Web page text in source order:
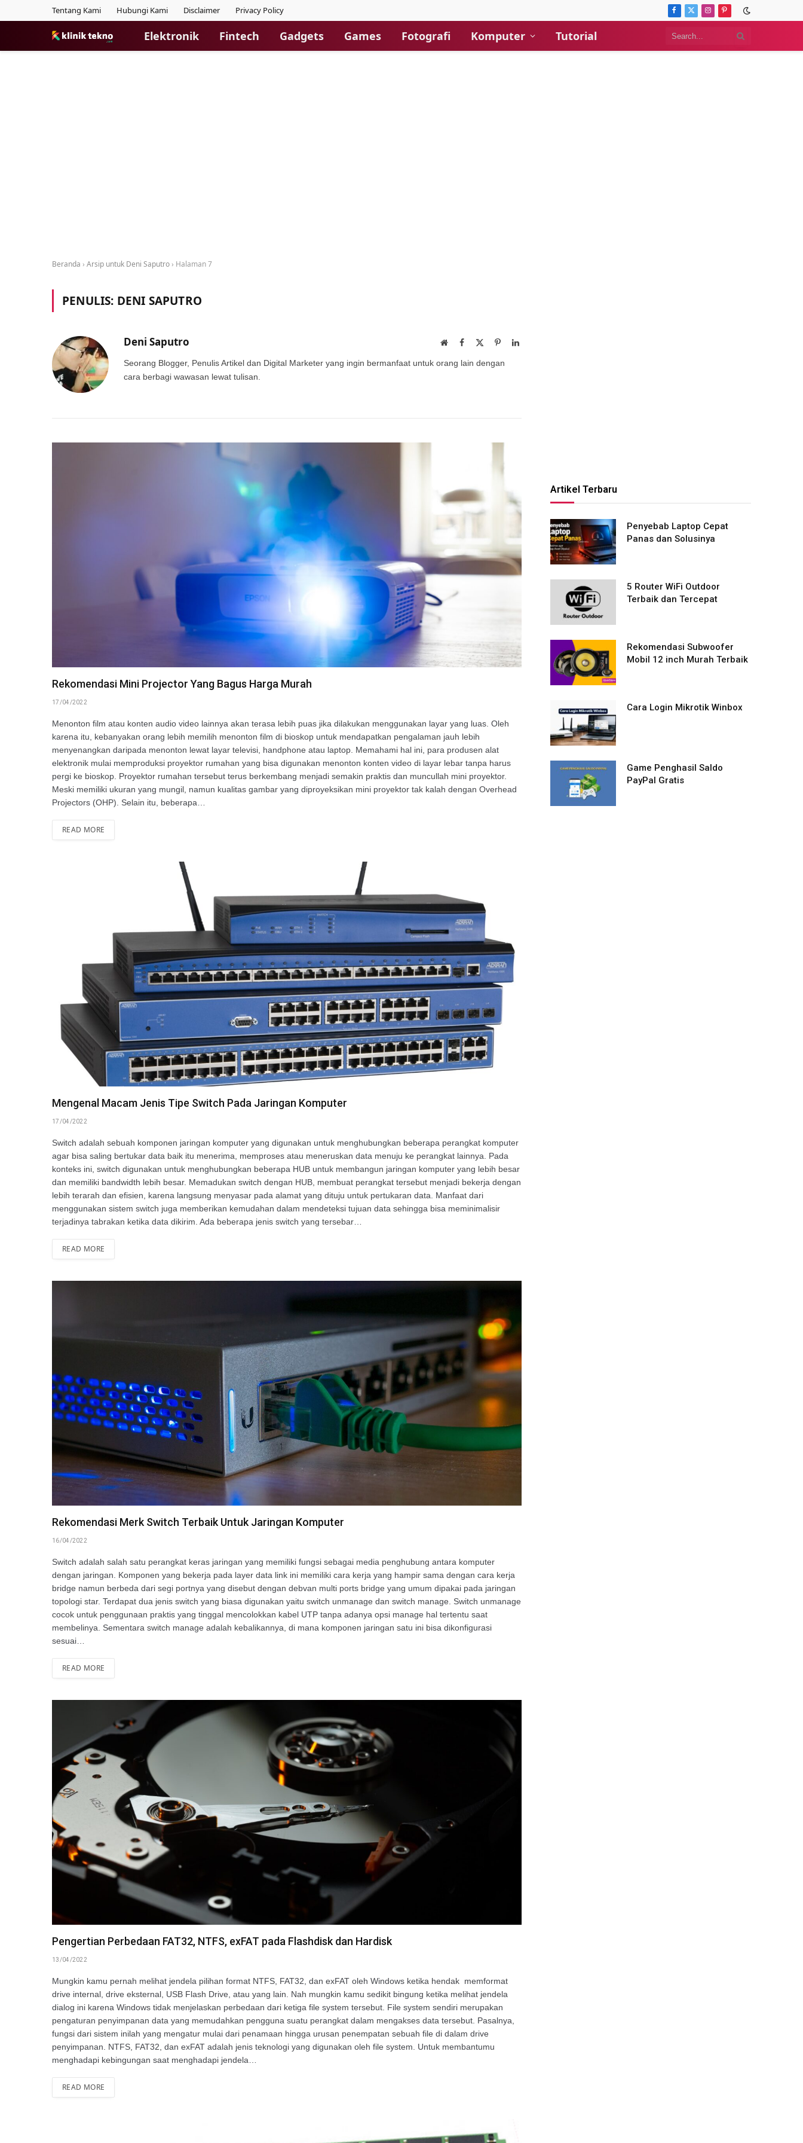
Tentang Kami Hubungi Kami Disclaimer Privacy Policy Facebook
X
Instagram
Pinterest
Elektronik Fintech Gadgets Games Fotografi Komputer Tutorial
Beranda › Arsip untuk Deni Saputro › Halaman 7
PENULIS: DENI SAPUTRO
Deni Saputro WebsiteFacebook PinterestLinkedIn
Seorang Blogger, Penulis Artikel dan Digital Marketer yang ingin bermanfaat untuk orang lain dengan
cara berbagi wawasan lewat tulisan.
Rekomendasi Mini Projector Yang Bagus Harga Murah
17/04/2022
Menonton film atau konten audio video lainnya akan terasa lebih puas jika dilakukan menggunakan layar yang luas. Oleh
karena itu, kebanyakan orang lebih memilih menonton film di bioskop untuk mendapatkan pengalaman jauh lebih
menyenangkan daripada menonton lewat layar televisi, handphone atau laptop. Memahami hal ini, para produsen alat
elektronik mulai memproduksi proyektor rumahan yang bisa digunakan menonton konten video di layar lebar tanpa harus
pergi ke bioskop. Proyektor rumahan tersebut terus berkembang menjadi semakin praktis dan muncullah mini proyektor.
Meski memiliki ukuran yang mungil, namun kualitas gambar yang diproyeksikan mini proyektor tak kalah dengan Overhead
Projectors (OHP). Selain itu, beberapa…
READ MORE
Mengenal Macam Jenis Tipe Switch Pada Jaringan Komputer
17/04/2022
Switch adalah sebuah komponen jaringan komputer yang digunakan untuk menghubungkan beberapa perangkat komputer
agar bisa saling bertukar data baik itu menerima, memproses atau meneruskan data menuju ke perangkat lainnya. Pada
konteks ini, switch digunakan untuk menghubungkan beberapa HUB untuk membangun jaringan komputer yang lebih besar
dan memiliki bandwidth lebih besar. Memadukan switch dengan HUB, membuat perangkat tersebut menjadi bekerja dengan
lebih terarah dan efisien, karena langsung menyasar pada alamat yang dituju untuk pertukaran data. Manfaat dari
menggunakan sistem switch juga memberikan kemudahan dalam mendeteksi tujuan data sehingga bisa meminimalisir
terjadinya tabrakan ketika data dikirim. Ada beberapa jenis switch yang tersebar…
READ MORE
Rekomendasi Merk Switch Terbaik Untuk Jaringan Komputer
16/04/2022
Switch adalah salah satu perangkat keras jaringan yang memiliki fungsi sebagai media penghubung antara komputer
dengan jaringan. Komponen yang bekerja pada layer data link ini memiliki cara kerja yang hampir sama dengan cara kerja
bridge namun berbeda dari segi portnya yang disebut dengan debvan multi ports bridge yang umum dipakai pada jaringan
topologi star. Terdapat dua jenis switch yang biasa digunakan yaitu switch unmanage dan switch manage. Switch unmanage
cocok untuk penggunaan praktis yang tinggal mencolokkan kabel UTP tanpa adanya opsi manage hal tertentu saat
membelinya. Sementara switch manage adalah kebalikannya, di mana komponen jaringan satu ini bisa dikonfigurasi
sesuai…
READ MORE
Pengertian Perbedaan FAT32, NTFS, exFAT pada Flashdisk dan Hardisk
13/04/2022
Mungkin kamu pernah melihat jendela pilihan format NTFS, FAT32, dan exFAT oleh Windows ketika hendak memformat
drive internal, drive eksternal, USB Flash Drive, atau yang lain. Nah mungkin kamu sedikit bingung ketika melihat jendela
dialog ini karena Windows tidak menjelaskan perbedaan dari ketiga file system tersebut. File system sendiri merupakan
pengaturan penyimpanan data yang memudahkan pengguna suatu perangkat dalam mengakses data tersebut. Pasalnya,
fungsi dari sistem inilah yang mengatur mulai dari penamaan hingga urusan penempatan sebuah file di dalam drive
penyimpanan. NTFS, FAT32, dan exFAT adalah jenis teknologi yang digunakan oleh file system. Untuk membantumu
menghadapi kebingungan saat menghadapi jendela…
READ MORE
Artikel Terbaru
Penyebab Laptop Cepat
Panas dan Solusinya
5 Router WiFi Outdoor
Terbaik dan Tercepat
Rekomendasi Subwoofer
Mobil 12 inch Murah Terbaik
Cara Login Mikrotik Winbox
Game Penghasil Saldo
PayPal Gratis